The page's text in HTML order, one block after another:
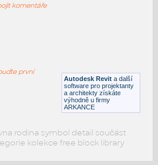
A1110 Hard-Autodesk Revit a další
software pro projektanty
a architekty získáte
výhodně u firmy
ARKANCE
komentáře
první
rodina symbol detail součást
kolekce free block library